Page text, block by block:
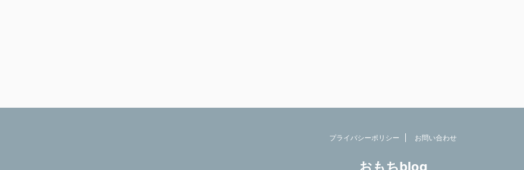
プライバシーポリシー お問い合わせ
おもちblog